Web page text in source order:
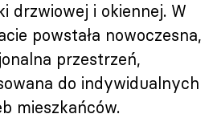
drzwiowej i okiennej. W
powstała nowoczesna,
przestrzeń,
do indywidualnych
mieszkańców.